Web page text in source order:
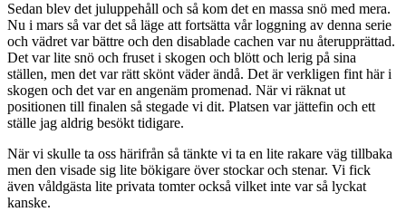
Sedan blev det juluppehåll och så kom det en massa snö med mera.
Nu i mars så var det så läge att fortsätta vår loggning av denna serie
och vädret var bättre och den disablade cachen var nu återupprättad.
Det var lite snö och fruset i skogen och blött och lerig på sina
ställen, men det var rätt skönt väder ändå. Det är verkligen fint här i
skogen och det var en angenäm promenad. När vi räknat ut
positionen till finalen så stegade vi dit. Platsen var jättefin och ett
ställe jag aldrig besökt tidigare.
När vi skulle ta oss härifrån så tänkte vi ta en lite rakare väg tillbaka
men den visade sig lite bökigare över stockar och stenar. Vi fick
även våldgästa lite privata tomter också vilket inte var så lyckat
kanske.